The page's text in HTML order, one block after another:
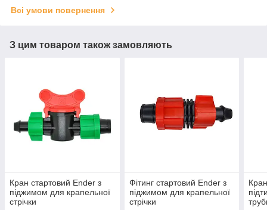
Всі умови повернення
З цим товаром також замовляють
Кран стартовий Ender з
піджимом для крапельної
стрічки
Фітинг стартовий Ender з
піджимом для крапельної
стрічки